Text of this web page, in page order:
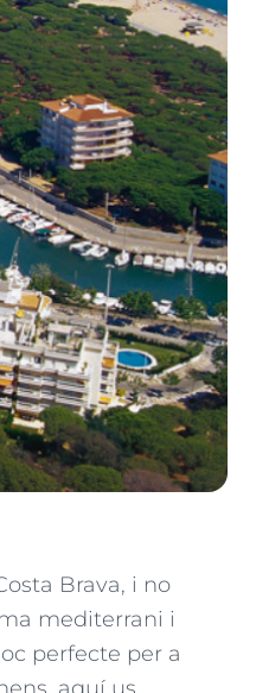
Brava, i no
mediterrani i
perfecte per a